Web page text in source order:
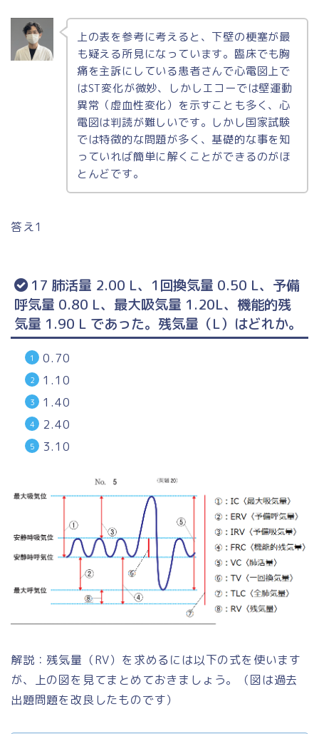
上の表を参考に考えると、下壁の梗塞が最
も疑える所見になっています。臨床でも胸
痛を主訴にしている患者さんで心電図上で
はST変化が微妙、しかしエコーでは壁運動
異常（虚血性変化）を示すことも多く、心
電図は判読が難しいです。しかし国家試験
では特徴的な問題が多く、基礎的な事を知
っていれば簡単に解くことができるのがほ
とんどです。
答え1
17 肺活量 2.00 L、1回換気量 0.50 L、予備
呼気量 0.80 L、最大吸気量 1.20L、機能的残
気量 1.90 L であった。残気量（L）はどれか。
0.70
1.10
1.40
2.40
3.10
解説：残気量（RV）を求めるには以下の式を使います
が、上の図を見てまとめておきましょう。（図は過去
出題問題を改良したものです）